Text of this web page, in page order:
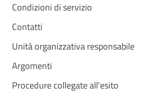
Condizioni di servizio
Contatti
Unità organizzativa responsabile
Argomenti
Procedure collegate all'esito